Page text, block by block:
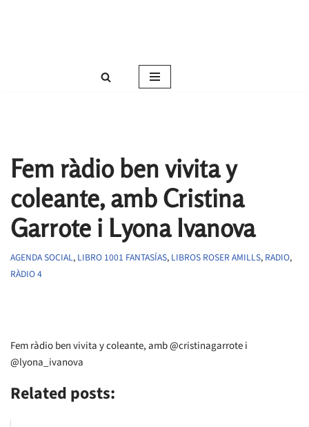
Fem ràdio ben vivita y
coleante, amb Cristina
Garrote i Lyona Ivanova
AGENDA SOCIAL, LIBRO 1001 FANTASÍAS, LIBROS ROSER AMILLS, RADIO,
RÀDIO 4
Fem ràdio ben vivita y coleante, amb @cristinagarrote i
@lyona_ivanova
Related posts: